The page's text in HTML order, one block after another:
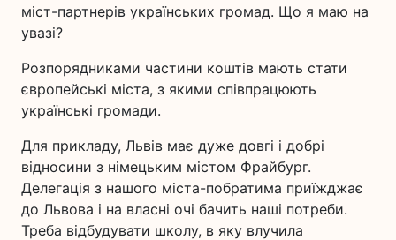
міст-партнерів українських громад. Що я маю на
увазі?
Розпорядниками частини коштів мають стати
європейські міста, з якими співпрацюють
українські громади.
Для прикладу, Львів має дуже довгі і добрі
відносини з німецьким містом Фрайбург.
Делегація з нашого міста-побратима приїжджає
до Львова і на власні очі бачить наші потреби.
Треба відбудувати школу, в яку влучила